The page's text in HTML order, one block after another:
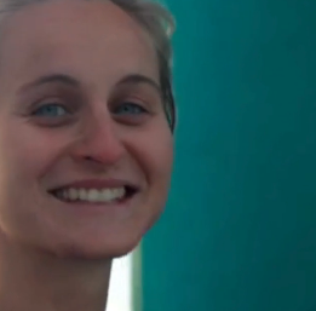
einen Job
bei uns. Warum? Weil
Mitarbeiterinnen